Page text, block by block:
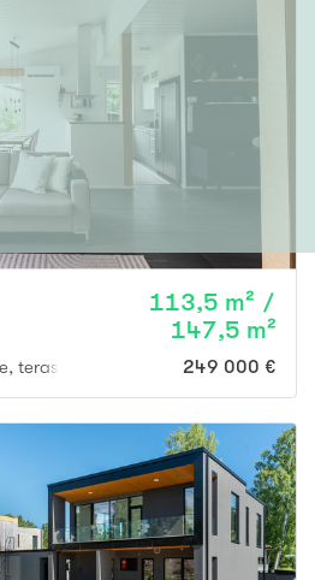
113,5 m² /
147,5 m²
terassi 249 000 €